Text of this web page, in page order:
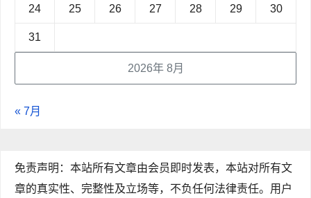
2026年 8月
24 25 26 27 28 29 30
31
« 7月
免责声明：本站所有文章由会员即时发表，本站对所有文
章的真实性、完整性及立场等，不负任何法律责任。用户